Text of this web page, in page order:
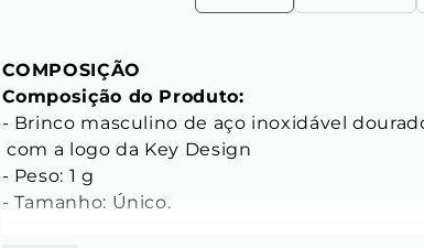
COMPOSIÇÃO
Composição do Produto:
- Brinco masculino de aço inoxidável
com a logo da Key Design
- Peso: 1 g
- Tamanho: Único.